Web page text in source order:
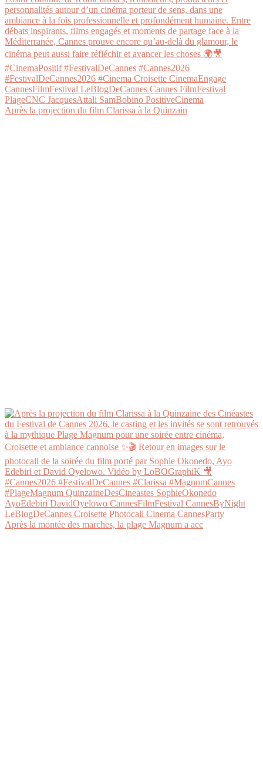
Après la projection du film Clarissa à la Quinzain
Après la montée des marches, la plage Magnum a acc